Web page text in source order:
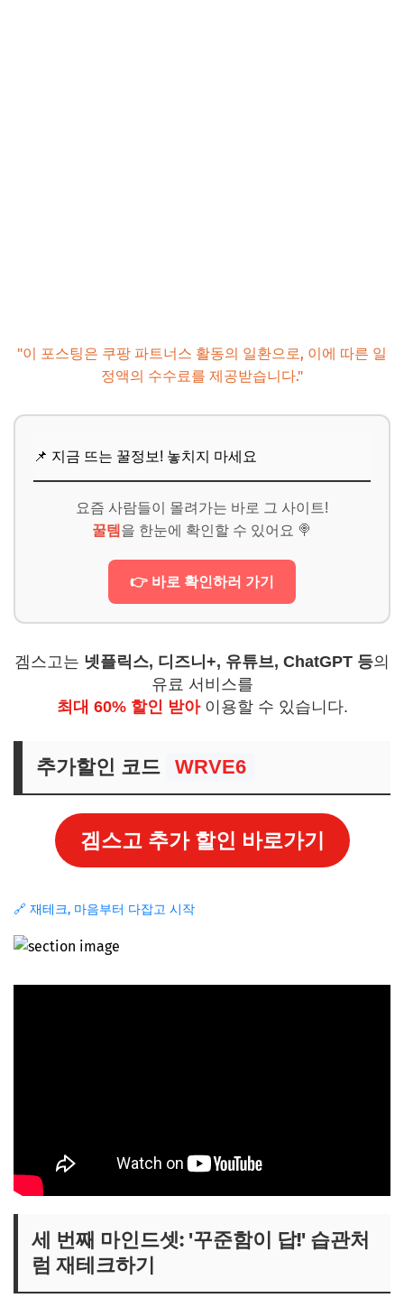
"이 포스팅은 쿠팡 파트너스 활동의 일환으로, 이에 따른 일
정액의 수수료를 제공받습니다."
📌 지금 뜨는 꿀정보! 놓치지 마세요
요즘 사람들이 몰려가는 바로 그 사이트!
꿀템 을 한눈에 확인할 수 있어요 🍭
👉 바로 확인하러 가기
겜스고는 넷플릭스, 디즈니+, 유튜브, ChatGPT 등의
유료 서비스를
최대 60% 할인 받아이용할 수 있습니다.
추가할인 코드 WRVE6
겜스고 추가 할인 바로가기
🔗 재테크, 마음부터 다잡고 시작
세 번째 마인드셋: '꾸준함이 답!' 습관처
럼 재테크하기